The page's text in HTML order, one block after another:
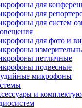
для
для
для систем
для фото и
петличные
подвесные
микрофоны
и